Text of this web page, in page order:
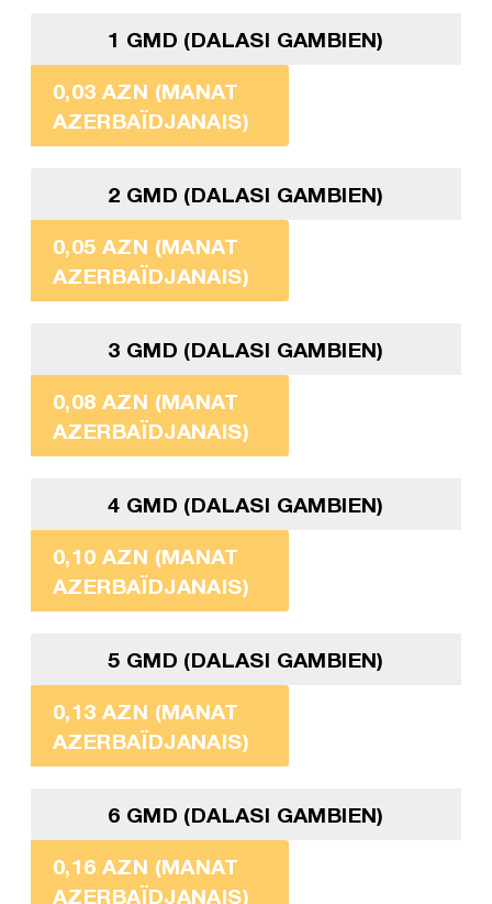
1 GMD (DALASI GAMBIEN)
0,03 AZN (MANAT
AZERBAÏDJANAIS)
2 GMD (DALASI GAMBIEN)
0,05 AZN (MANAT
AZERBAÏDJANAIS)
3 GMD (DALASI GAMBIEN)
0,08 AZN (MANAT
AZERBAÏDJANAIS)
4 GMD (DALASI GAMBIEN)
0,10 AZN (MANAT
AZERBAÏDJANAIS)
5 GMD (DALASI GAMBIEN)
0,13 AZN (MANAT
AZERBAÏDJANAIS)
6 GMD (DALASI GAMBIEN)
0,16 AZN (MANAT
AZERBAÏDJANAIS)